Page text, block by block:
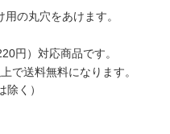
の丸穴をあけます。
円）対応商品です。
で送料無料になります。
く）